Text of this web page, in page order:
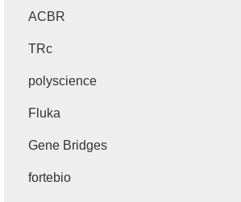
ACBR
TRc
polyscience
Fluka
Gene Bridges
fortebio